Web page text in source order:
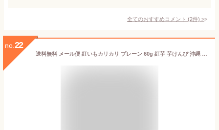
全てのおすすめコメント (2件) >
no. 22
送料無料 メール便 紅いもカリカリ プレーン 60g 紅芋 芋けんぴ 沖縄 お土産 スイーツ お菓子 和菓子 かりんとう 敬老の日 バラマキ お得なまとめ買い